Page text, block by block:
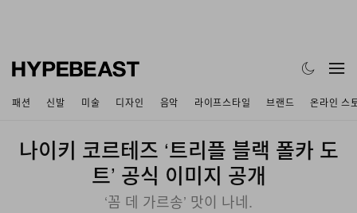
패션 신발 미술 디자인 음악 라이프스타일 브랜드 온라인 스
나이키 코르테즈 ‘트리플 블랙 폴카 도
트’ 공식 이미지 공개
‘꼼 데 가르송’ 맛이 나네.